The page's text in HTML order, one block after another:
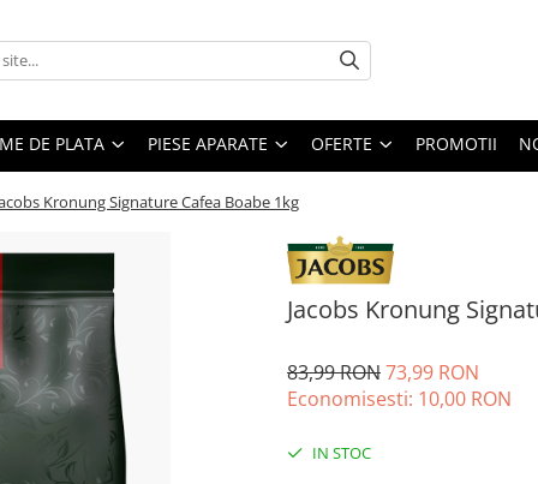
DE PLATA PIESE APARATE OFERTE PROMOTII
Kronung Signature Cafea Boabe 1kg
Jacobs Kronung
83,99 RON73,99 RON
Economisesti: 10,00 RON
IN STOC